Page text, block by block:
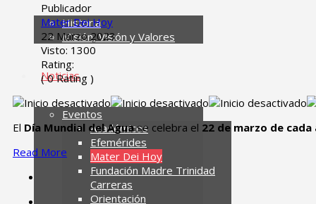
Historia
Misión, Visión y Valores
Noticias
Eventos
Académicos
Efemérides
Mater Dei Hoy
Fundación Madre Trinidad
Carreras
Orientación
Publicador
Mater Dei Hoy
22 Marzo 2023
Visto: 1300
Rating:
( 0 Rating )
El Día Mundial del Aguase celebra el 22 de marzo de
Read More